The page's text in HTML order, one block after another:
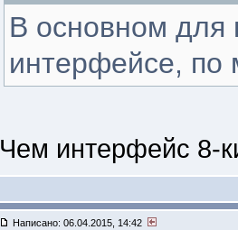
В основном для
интерфейсе, по
Чем интерфейс 8-
Написано: 06.04.2015, 14:42